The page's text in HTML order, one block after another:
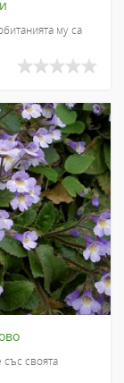
му са
своята